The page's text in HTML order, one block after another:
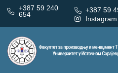
+387 59 240
654
+387 59
Instagram